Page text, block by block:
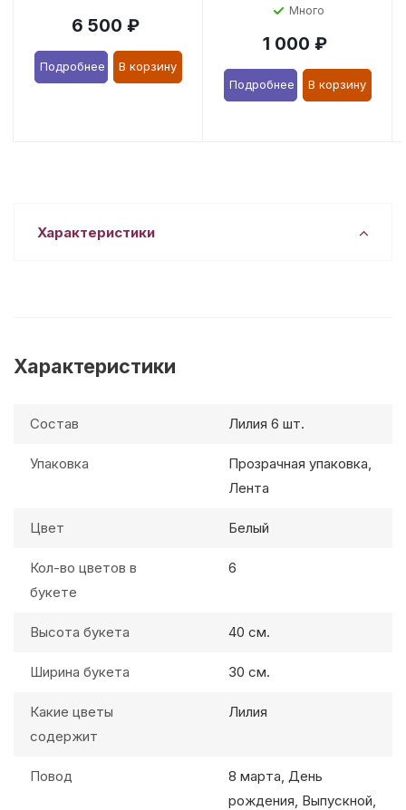
6 500 ₽
Подробнее В корзину
Много
1 000 ₽
Подробнее В корзину
Характеристики
Характеристики
Состав Лилия 6 шт.
Упаковка
Прозрачная упаковка,
Лента
Цвет Белый
Кол-во цветов в
букете
6
Высота букета 40 см.
Ширина букета 30 см.
Какие цветы
содержит
Лилия
Повод
8 марта, День
рождения, Выпускной,